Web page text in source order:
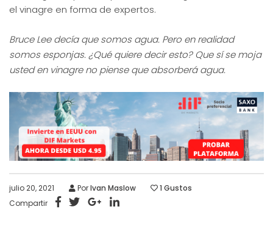
el vinagre en forma de expertos.
Bruce Lee decía que somos agua. Pero en realidad
somos esponjas. ¿Qué quiere decir esto? Que sí se moja
usted en vinagre no piense que absorberá agua.
julio 20, 2021 PorIvan Maslow 1 Gustos
Compartir